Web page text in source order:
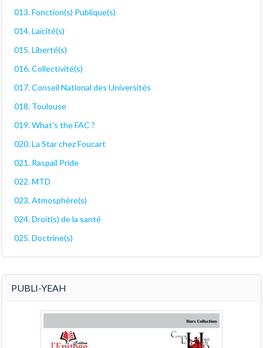
013. Fonction(s) Publique(s)
014. Laïcité(s)
015. Liberté(s)
016. Collectivité(s)
017. Conseil National des Universités
018. Toulouse
019. What's the FAC ?
020. La Star chez Foucart
021. Raspail Pride
022. MTD
023. Atmosphère(s)
024. Droit(s) de la santé
025. Doctrine(s)
PUBLI-YEAH